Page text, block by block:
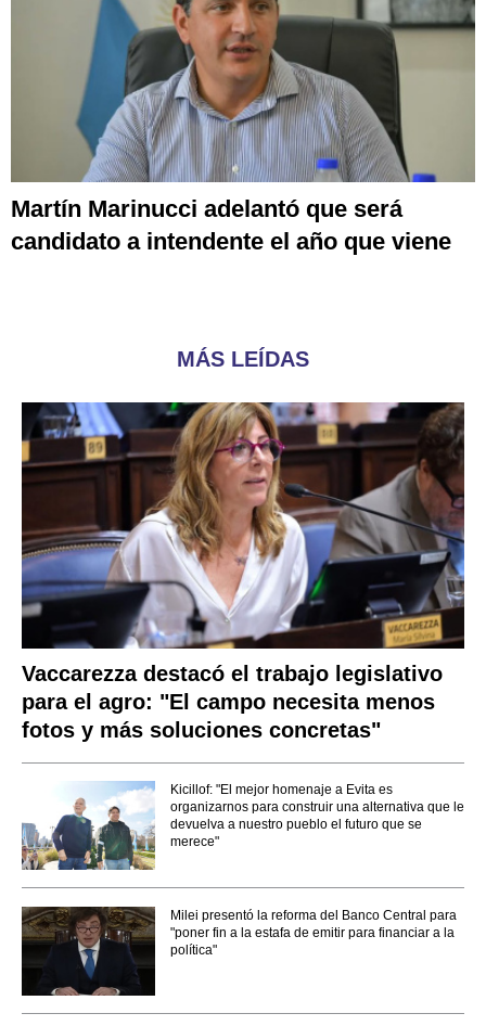
Martín Marinucci adelantó que será
candidato a intendente el año que viene
MÁS LEÍDAS
Vaccarezza destacó el trabajo legislativo
para el agro: "El campo necesita menos
fotos y más soluciones concretas"
Kicillof: "El mejor homenaje a Evita es
organizarnos para construir una alternativa que le
devuelva a nuestro pueblo el futuro que se
merece"
Milei presentó la reforma del Banco Central para
"poner fin a la estafa de emitir para financiar a la
política"